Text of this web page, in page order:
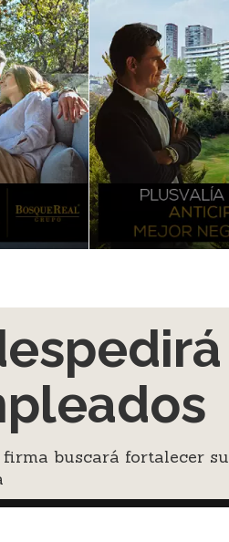
firma buscará fortalecer su